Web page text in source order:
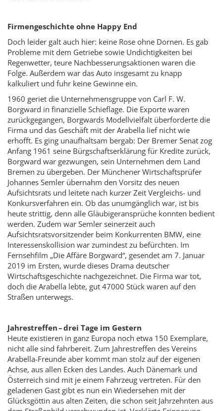
Firmengeschichte ohne Happy End
Doch leider galt auch hier: keine Rose ohne Dornen. Es gab
Probleme mit dem Getriebe sowie Undichtigkeiten bei
Regenwetter, teure Nachbesserungsaktionen waren die
Folge. Außerdem war das Auto insgesamt zu knapp
kalkuliert und fuhr keine Gewinne ein.
1960 geriet die Unternehmensgruppe von Carl F. W.
Borgward in finanzielle Schieflage. Die Exporte waren
zurückgegangen, Borgwards Modellvielfalt überforderte die
Firma und das Geschäft mit der Arabella lief nicht wie
erhofft. Es ging unaufhaltsam bergab: Der Bremer Senat zog
Anfang 1961 seine Bürgschaftserklärung für Kredite zurück,
Borgward war gezwungen, sein Unternehmen dem Land
Bremen zu übergeben. Der Münchener Wirtschaftsprüfer
Johannes Semler übernahm den Vorsitz des neuen
Aufsichtsrats und leitete nach kurzer Zeit Vergleichs- und
Konkursverfahren ein. Ob das unumgänglich war, ist bis
heute strittig, denn alle Gläubiger­ansprüche konnten bedient
werden. Zudem war Semler seinerzeit auch
Aufsichtsratsvorsitzender beim Konkurrenten BMW, eine
Interessenskollision war zumindest zu befürchten. Im
Fernsehfilm „Die Affäre Borgward“, gesendet am 7. Januar
2019 im Ersten, wurde dieses Drama deutscher
Wirtschaftsgeschichte nachgezeichnet. Die Firma war tot,
doch die Arabella lebte, gut 47000 Stück waren auf den
Straßen unterwegs.
Jahrestreffen – drei Tage im Gestern
Heute existieren in ganz Europa noch etwa 150 Exemplare,
nicht alle sind fahrbereit. Zum Jahrestreffen des Vereins
Arabella-Freunde aber kommt man stolz auf der eigenen
Achse, aus allen Ecken des Landes. Auch Dänemark und
Österreich sind mit je einem Fahrzeug vertreten. Für den
geladenen Gast gibt es nun ein Wiedersehen mit der
Glücksgöttin aus alten Zeiten, die schon seit Jahrzehnten aus